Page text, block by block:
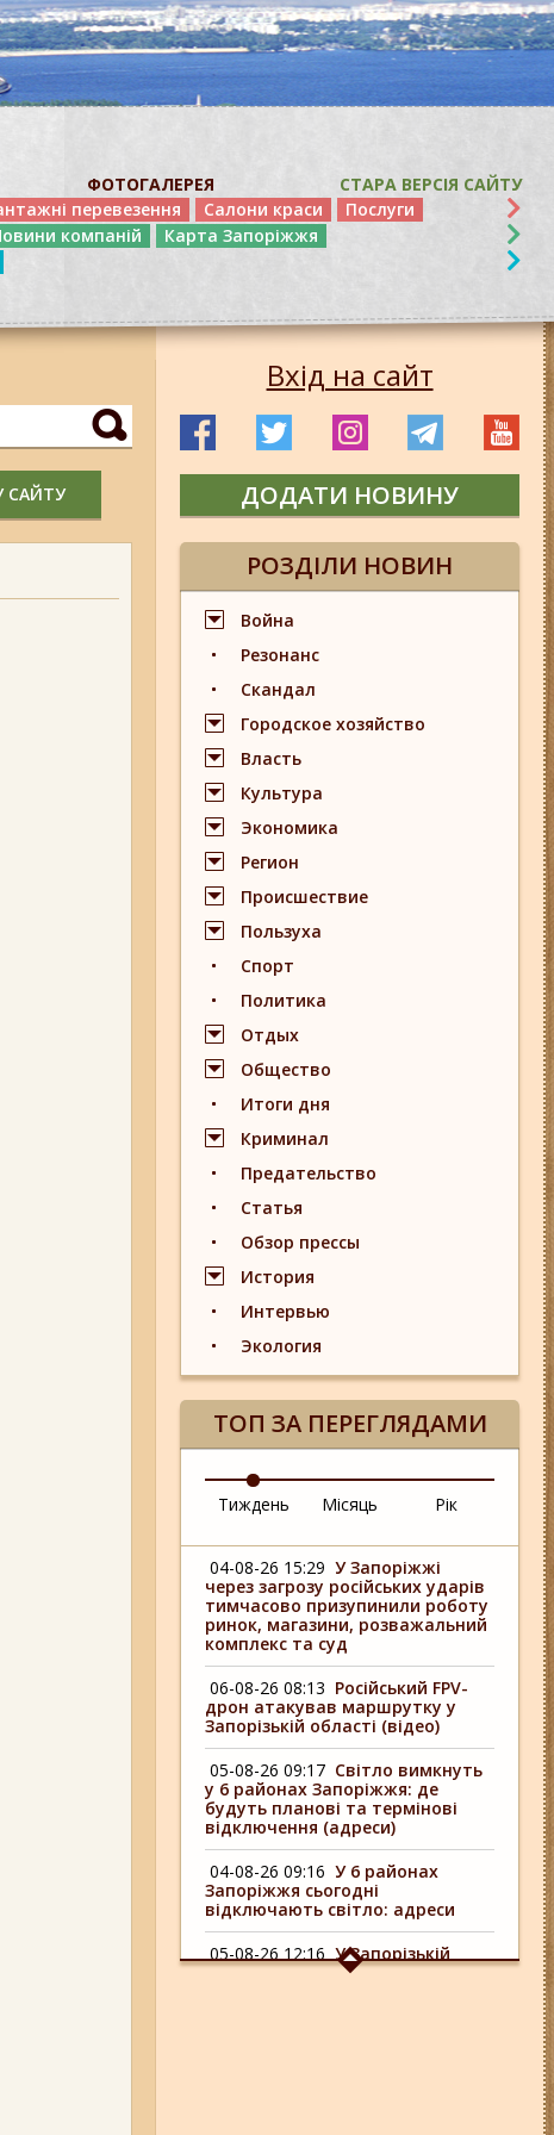
ФОТОГАЛЕРЕЯ
СТАРА ВЕРСІЯ САЙТУ
перевезення Салони краси
Послуги
компаній
Карта Запоріжжя
САЙТУ
Вхід на сайт
ДОДАТИ НОВИНУ
РОЗДІЛИ НОВИН
Война
Резонанс
Скандал
Городское хозяйство
Власть
Культура
Экономика
Регион
Происшествие
Пользуха
Спорт
Политика
Отдых
Общество
Итоги дня
Криминал
Предательство
Статья
Обзор прессы
История
Интервью
Экология
ТОП ЗА ПЕРЕГЛЯДАМИ
Тиждень Місяць Рік
04-08-26 15:29 У Запоріжжі
через загрозу російських ударів
тимчасово призупинили роботу
ринок, магазини, розважальний
комплекс та суд
06-08-26 08:13 Російський FPV-
дрон атакував маршрутку у
Запорізькій області (відео)
05-08-26 09:17 Світло вимкнуть
у 6 районах Запоріжжя: де
будуть планові та термінові
відключення (адреси)
04-08-26 09:16 У 6 районах
Запоріжжя сьогодні
відключають світло: адреси
05-08-26 12:16 У Запорізькій
області ресторан оштрафували